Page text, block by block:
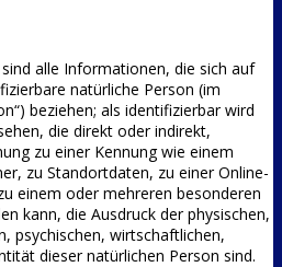
alle Informationen, die sich auf
natürliche Person (im
beziehen; als identifizierbar wird
die direkt oder indirekt,
zu einer Kennung wie einem
zu Standortdaten, zu einer Online-
einem oder mehreren besonderen
kann, die Ausdruck der physischen,
psychischen, wirtschaftlichen,
dieser natürlichen Person sind.